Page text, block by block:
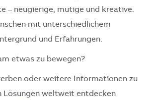
– neugierige, mutige und kreative.
mit unterschiedlichem
und Erfahrungen.
etwas zu bewegen?
oder weitere Informationen zu
Lösungen weltweit entdecken